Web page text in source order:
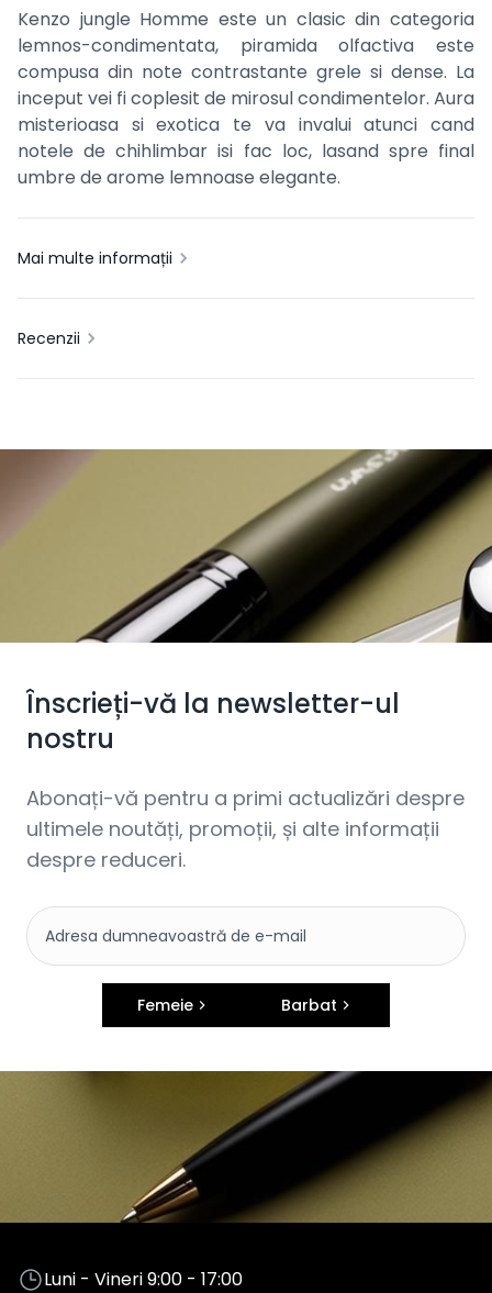
Kenzo jungle Homme este un clasic din categoria
lemnos-condimentata, piramida olfactiva este
compusa din note contrastante grele si dense. La
inceput vei fi coplesit de mirosul condimentelor. Aura
misterioasa si exotica te va invalui atunci cand
notele de chihlimbar isi fac loc, lasand spre final
umbre de arome lemnoase elegante.
Mai multe informații
Recenzii
Înscrieți-vă la newsletter-ul
nostru
Abonați-vă pentru a primi actualizări despre
ultimele noutăți, promoții, și alte informații
despre reduceri.
Femeie Barbat
Luni - Vineri 9:00 - 17:00